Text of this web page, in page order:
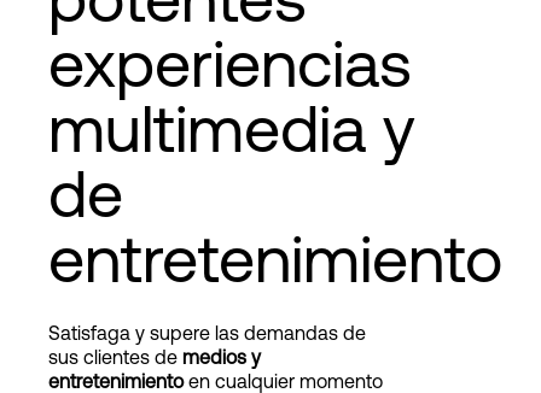
Language
Login
experiencias
multimedia y
de
entretenimiento
Satisfaga y supere las demandas de
sus clientes de medios y
entretenimientoen cualquier momento